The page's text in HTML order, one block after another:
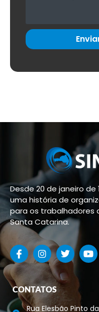
Desde 20 de janeiro
uma história de
para os trabalhadores
Santa Catarina.
CONTATOS
Rua Elesbão Pinto